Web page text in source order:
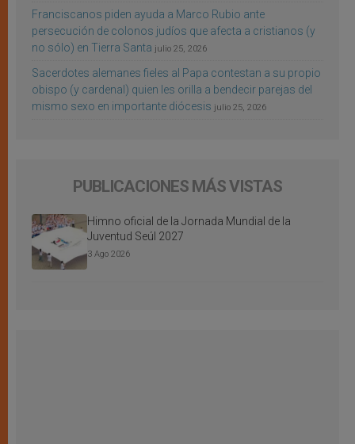
Franciscanos piden ayuda a Marco Rubio ante
persecución de colonos judíos que afecta a cristianos (y
no sólo) en Tierra Santa julio 25, 2026
Sacerdotes alemanes fieles al Papa contestan a su propio
obispo (y cardenal) quien les orilla a bendecir parejas del
mismo sexo en importante diócesis julio 25, 2026
PUBLICACIONES MÁS VISTAS
Himno oficial de la Jornada Mundial de la
Juventud Seúl 2027
3 Ago 2026